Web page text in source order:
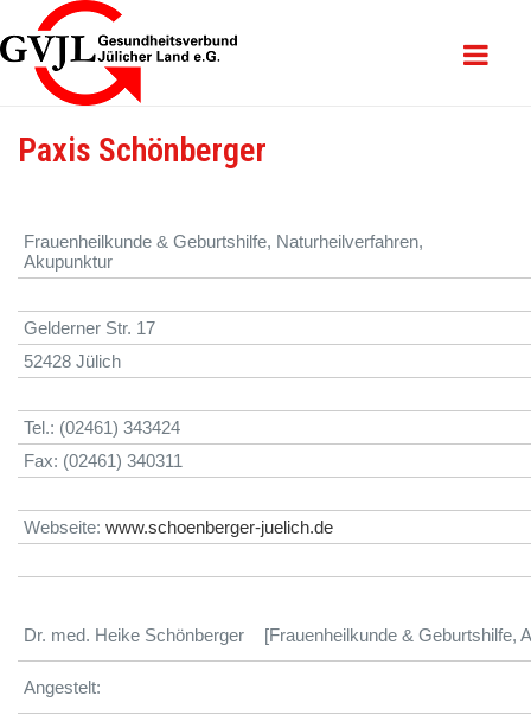
Paxis Schönberger
Frauenheilkunde & Geburtshilfe, Naturheilverfahren,
Akupunktur
Gelderner Str. 17
52428 Jülich
Tel.: (02461) 343424
Fax: (02461) 340311
Webseite: www.schoenberger-juelich.de
Dr. med. Heike Schönberger [Frauenheilkunde & Geburtshilfe,
Angestelt: